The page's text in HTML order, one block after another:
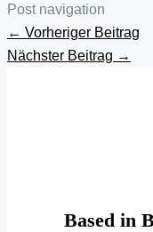
Post navigation
← Vorheriger Beitrag
Nächster Beitrag →
Based in